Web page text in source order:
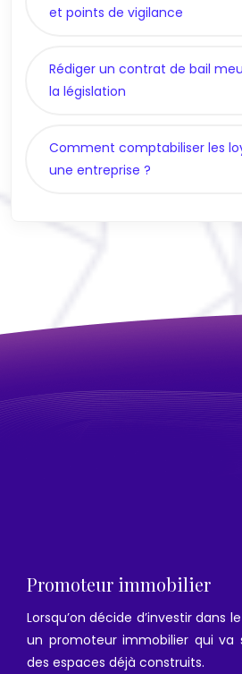
et points de vigilance
Rédiger un contrat de bail
la législation
Comment comptabiliser les
une entreprise ?
Promoteur immobilier
Lorsqu’on décide d’investir dans
un promoteur immobilier qui va
des espaces déjà construits.